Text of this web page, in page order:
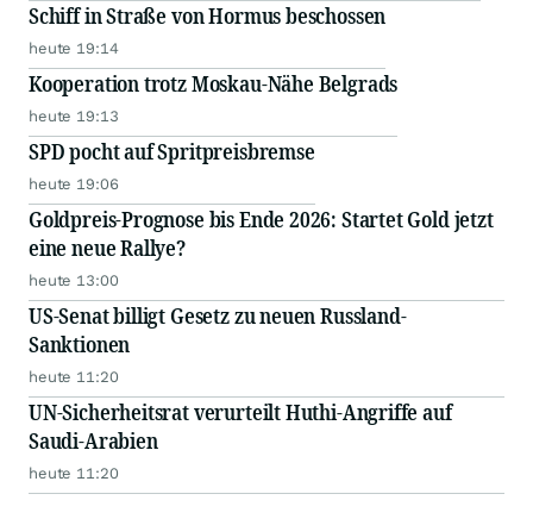
Schiff in Straße von Hormus beschossen
heute 19:14
Kooperation trotz Moskau-Nähe Belgrads
heute 19:13
SPD pocht auf Spritpreisbremse
heute 19:06
Goldpreis-Prognose bis Ende 2026: Startet Gold jetzt
eine neue Rallye?
heute 13:00
US-Senat billigt Gesetz zu neuen Russland-
Sanktionen
heute 11:20
UN-Sicherheitsrat verurteilt Huthi-Angriffe auf
Saudi-Arabien
heute 11:20